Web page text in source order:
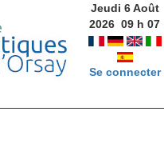
Jeudi 6 Août
2026 09 h07
Se connecter